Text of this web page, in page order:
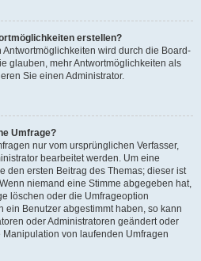
erstellen?
wird durch die Board-
glauben, mehr Antwortmöglichkeiten als
Sie einen Administrator.
Umfrage?
nur vom ursprünglichen Verfasser,
bearbeitet werden. Um eine
den ersten Beitrag des Themas; dieser ist
niemand eine Stimme abgegeben hat,
löschen oder die Umfrageoption
ein Benutzer abgestimmt haben, so kann
oder Administratoren geändert oder
von laufenden Umfragen